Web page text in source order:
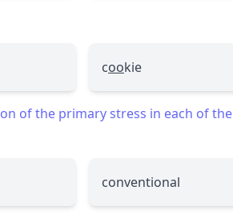
cookie
of the primary stress in each of
conventional